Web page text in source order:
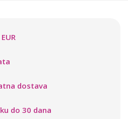
dostava
do 30 dana